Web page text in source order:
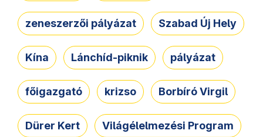
zeneszerzői pályázat Szabad Új Hely
Kína Lánchíd-piknik pályázat
főigazgató krizso Borbíró Virgil
Dürer Kert Világélelmezési Program